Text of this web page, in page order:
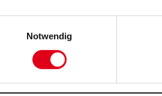
Notwendig